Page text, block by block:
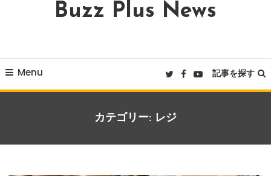
Buzz Plus News
Menu 記事を探す
カテゴリー: レジ